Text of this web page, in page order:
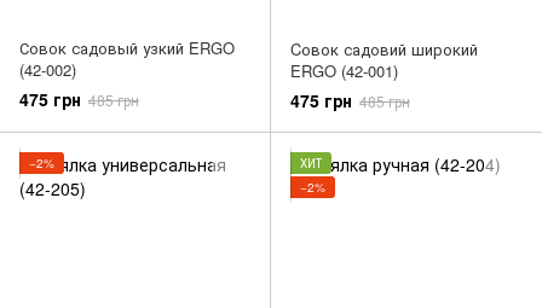
Совок садовый узкий ERGO
(42-002)
475 грн 485 грн
Cовок садовий широкий
ERGO (42-001)
475 грн 485 грн
−2%
ХИТ
−2%